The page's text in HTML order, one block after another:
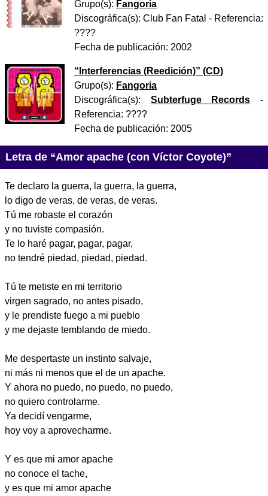
Grupo(s): Fangoria
Discográfica(s): Club Fan Fatal - Referencia:
????
Fecha de publicación: 2002
“ Interferencias (Reedición)” (CD)
Grupo(s): Fangoria
Discográfica(s): Subterfuge Records -
Referencia: ????
Fecha de publicación: 2005
Letra de “Amor apache (con Víctor Coyote)”
Te declaro la guerra, la guerra, la guerra,
lo digo de veras, de veras, de veras.
Tú me robaste el corazón
y no tuviste compasión.
Te lo haré pagar, pagar, pagar,
no tendré piedad, piedad, piedad.
Tú te metiste en mi territorio
virgen sagrado, no antes pisado,
y le prendiste fuego a mi pueblo
y me dejaste temblando de miedo.
Me despertaste un instinto salvaje,
ni más ni menos que el de un apache.
Y ahora no puedo, no puedo, no puedo,
no quiero controlarme.
Ya decidí vengarme,
hoy voy a aprovecharme.
Y es que mi amor apache
no conoce el tache,
y es que mi amor apache